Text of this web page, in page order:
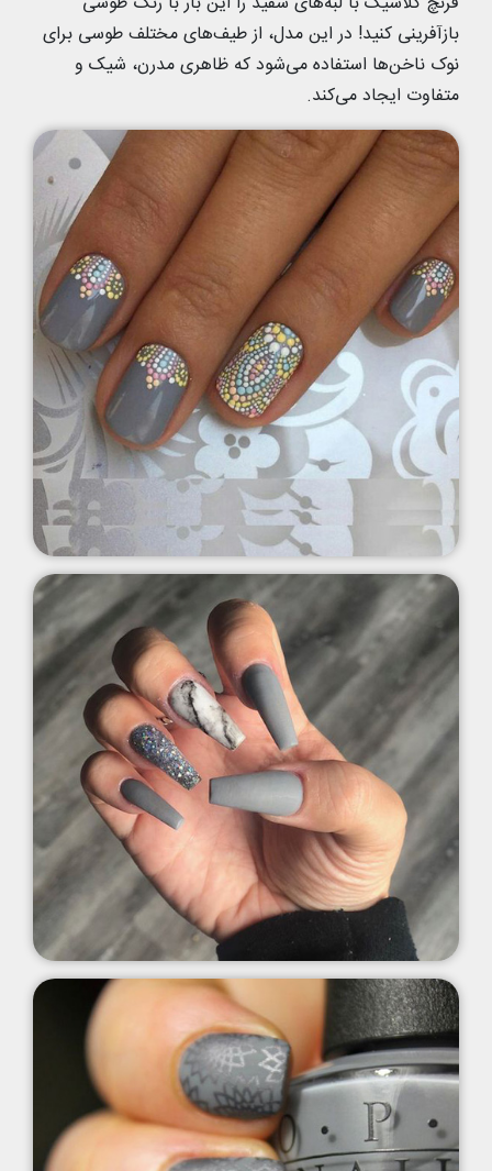
بازآفرینی کنید! در این مدل، از طیف‌های مختلف طوسی برای
نوک ناخن‌ها استفاده می‌شود که ظاهری مدرن، شیک و
متفاوت ایجاد می‌کند.